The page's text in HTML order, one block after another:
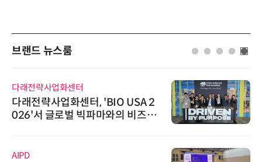
브랜드 뉴스룸
다래전략사업화센터
다래전략사업화센터, 'BIO USA 2
026'서 글로벌 빅파마와의 비즈니
AIPD